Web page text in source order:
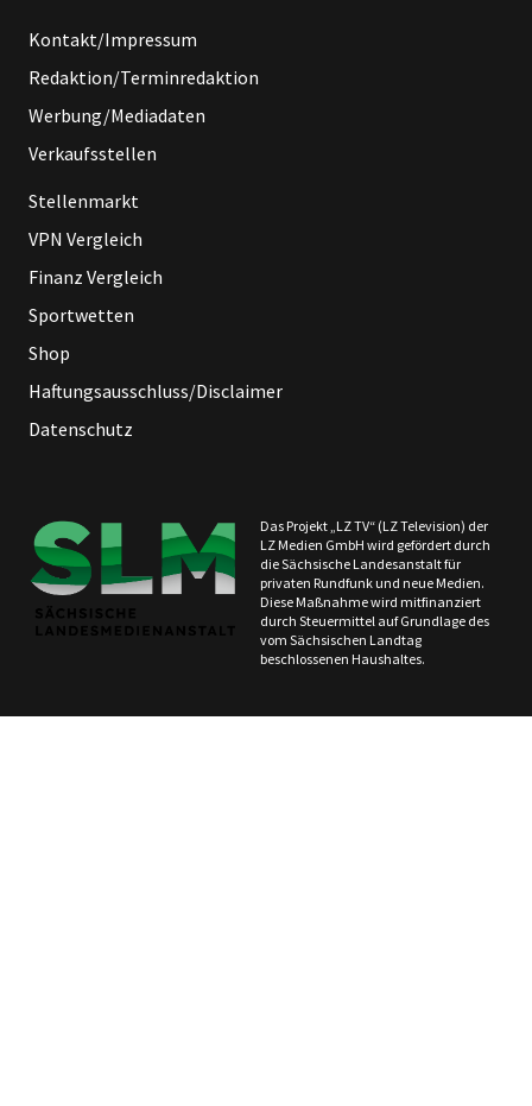
Kontakt/Impressum
Redaktion/Terminredaktion
Werbung/Mediadaten
Verkaufsstellen
Stellenmarkt
VPN Vergleich
Finanz Vergleich
Sportwetten
Shop
Haftungsausschluss/Disclaimer
Datenschutz
Das Projekt „LZ TV“ (LZ Television) der
LZ Medien GmbH wird gefördert durch
die Sächsische Landesanstalt für
privaten Rundfunk und neue Medien.
Diese Maßnahme wird mitfinanziert
durch Steuermittel auf Grundlage des
vom Sächsischen Landtag
beschlossenen Haushaltes.